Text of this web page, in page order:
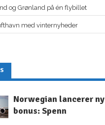
og Grønland på én flybillet
med vinternyheder
Norwegian lancerer ny
bonus: Spenn